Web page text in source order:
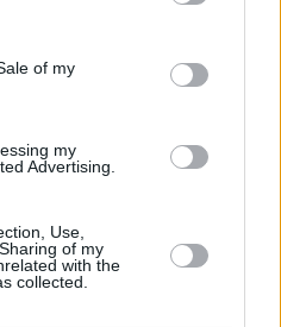
and its third-party tags to
purposes in below Google
of my
my
Advertising.
Use,
of my
with the
collected.
η Τουρκία... στην
της Άγκυρας με
στο Κυπριακό